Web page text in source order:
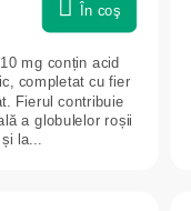
În coş
mg conțin acid
completat cu fier
Fierul contribuie
a globulelor roșii
la...